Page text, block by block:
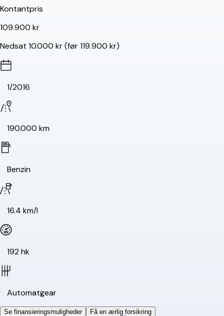
Kontantpris
109.900 kr
Nedsat 10.000 kr (før 119.900 kr)
1/2016
190.000 km
Benzin
16.4 km/l
192 hk
Automatgear
Se finansieringsmuligheder Få en ærlig forsikring